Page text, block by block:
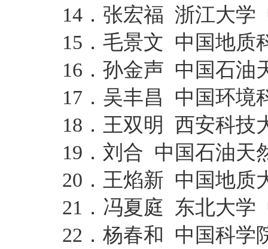
14．张宏福 浙江大学
15．毛景文 中国地质
16．孙金声 中国石油
17．吴丰昌 中国环境
18．王双明 西安科技
19．刘合 中国石油天
20．王焰新 中国地质
21．冯夏庭 东北大学
22．杨春和 中国科学